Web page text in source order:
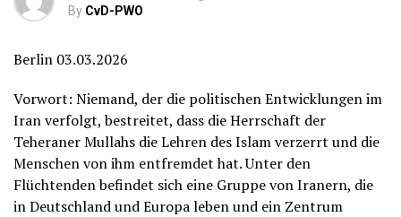
By CvD-PWO
Berlin 03.03.2026
Vorwort: Niemand, der die politischen Entwicklungen im
Iran verfolgt, bestreitet, dass die Herrschaft der
Teheraner Mullahs die Lehren des Islam verzerrt und die
Menschen von ihm entfremdet hat. Unter den
Flüchtenden befindet sich eine Gruppe von Iranern, die
in Deutschland und Europa leben und ein Zentrum